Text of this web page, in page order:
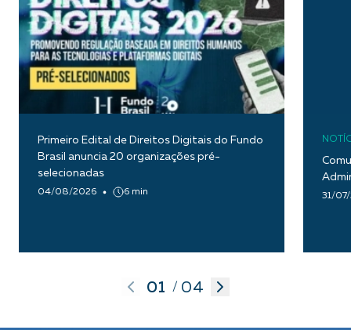
Primeiro Edital de Direitos Digitais do Fundo
Brasil anuncia 20 organizações pré-
selecionadas
04/08/2026 6 min 31/
01 / 04